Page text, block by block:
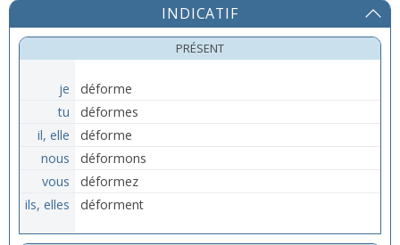
INDICATIF
PRÉSENT
je
déforme
tu
déformes
il, elle
déforme
nous
déformons
vous
déformez
ils, elles
déforment